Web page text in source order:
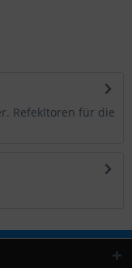
Refekltoren für die